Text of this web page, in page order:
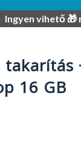
Ingyen vihető
takarítás
16 GB